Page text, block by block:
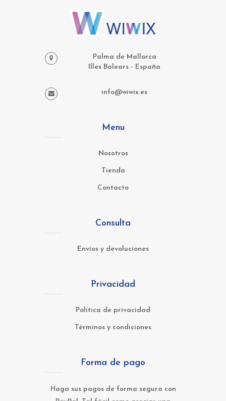
Palma de Mallorca
Illes Balears - España
info@wiwix.es
Menu
Nosotros
Tienda
Contacto
Consulta
Envíos y devoluciones
Privacidad
Política de privacidad
Términos y condiciones
Forma de pago
Haga sus pagos de forma segura con